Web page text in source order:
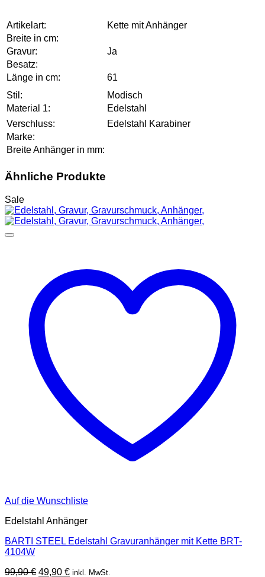
Artikelart:
Kette mit Anhänger
Breite in cm:
Gravur:
Ja
Besatz:
Länge in cm:
61
Stil:
Modisch
Material 1:
Edelstahl
Verschluss:
Edelstahl Karabiner
Marke:
Breite Anhänger in mm:
Ähnliche Produkte
Sale
Auf die Wunschliste
Edelstahl Anhänger
BARTI STEEL Edelstahl Gravuranhänger mit Kette BRT-
4104W
99,90€ Ursprünglicher
49,90 €Aktueller
inkl. MwSt.